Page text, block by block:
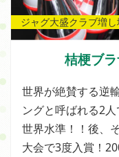
桔梗ブ
ジャグ大盛クラブ増し
世界が絶賛する逆
ングと呼ばれる2
世界水準！！後、
大会で3度入賞！